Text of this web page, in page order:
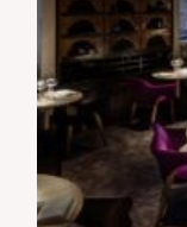
e
a
r
c
f
o